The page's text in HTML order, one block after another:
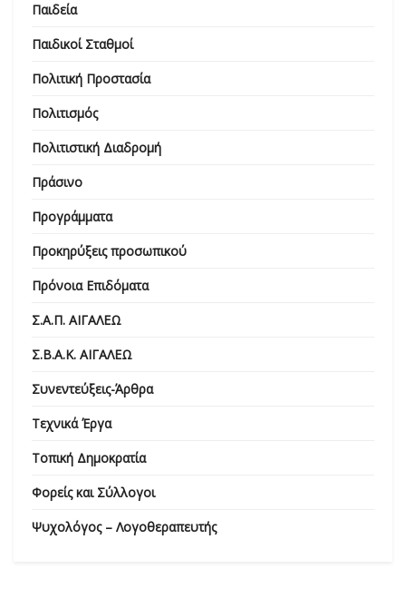
Παιδεία
Παιδικοί Σταθμοί
Πολιτική Προστασία
Πολιτισμός
Πολιτιστική Διαδρομή
Πράσινο
Προγράμματα
Προκηρύξεις προσωπικού
Πρόνοια Επιδόματα
Σ.Α.Π. ΑΙΓΑΛΕΩ
Σ.Β.Α.Κ. ΑΙΓΑΛΕΩ
Συνεντεύξεις-Άρθρα
Τεχνικά Έργα
Τοπική Δημοκρατία
Φορείς και Σύλλογοι
Ψυχολόγος – Λογοθεραπευτής